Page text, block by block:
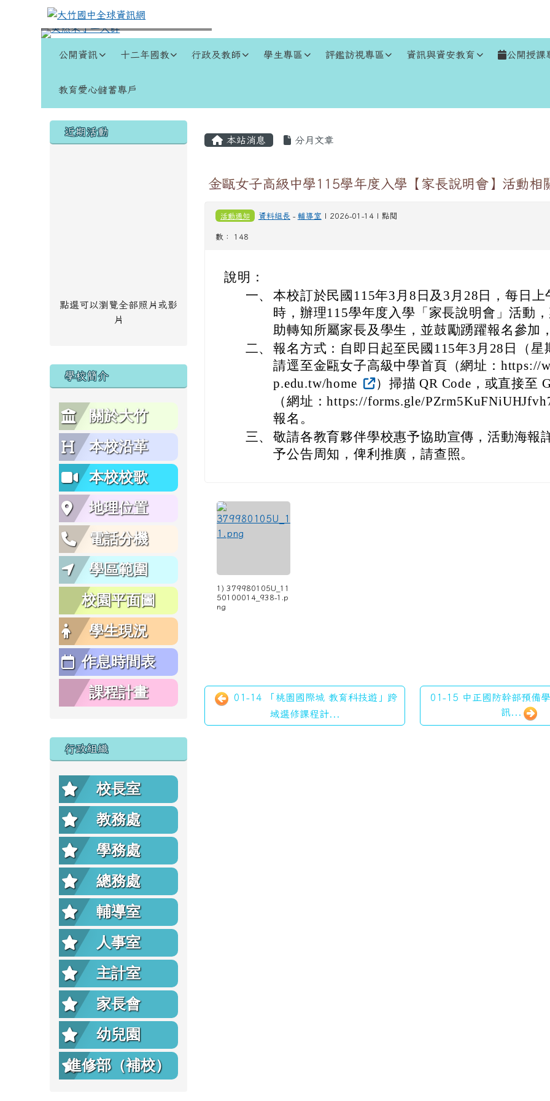
跳至主內容區
大竹國中全球資訊網
公開資訊 十二年國教 行政及教師 學生專區 評鑑訪視專區 資訊與資安教育 公開授課
教育愛心儲蓄專戶
左邊區域內容
近期活動
點選可以瀏覽全部照片或影
片
學校簡介
關於大竹
本校沿革
本校校歌
地理位置
電話分機
學區範圍
校園平面圖
學生現況
作息時間表
課程計畫
行政組織
校長室
教務處
學務處
總務處
輔導室
人事室
主計室
家長會
幼兒園
進修部（補校）
主內容區域
本站消息 分月文章
金甌女子高級中學115學年度入學【家長說明會】活動相
活動通知 資料組長 - 輔導室 | 2026-01-14 | 點閱
數： 148
說明：
一、 本校訂於民國115年3月8日及3月28日，每日上
時，辦理115學年度入學「家長說明會」活動
助轉知所屬家長及學生，並鼓勵踴躍報名參加
二、 報名方式：自即日起至民國115年3月28日（星
請逕至金甌女子高級中學首頁（網址：https://
p.edu.tw/home
）掃描 QR Code，或直接至
（網址：https://forms.gle/
報名。
三、 敬請各教育夥伴學校惠予協助宣傳，活動海報
予公告周知，俾利推廣，請查照。
1) 379980105U_11
50100014_938-1.p
ng
01-14 「桃園國際城 教育科技遊」跨
域選修課程計...
01-15 中正國防幹部預備
訊...
頁尾區域